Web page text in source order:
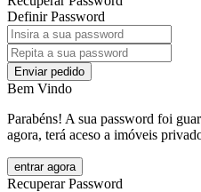
Definir Password
Enviar pedido
Bem Vindo
Parabéns! A sua password foi
agora, terá aceso a imóveis
entrar agora
Recuperar Password